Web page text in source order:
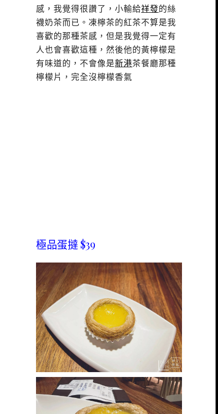
感，我覺得很讚了，小輸給祥發的絲
襪奶茶而已。凍檸茶的紅茶不算是我
喜歡的那種茶感，但是我覺得一定有
人也會喜歡這種，然後他的黃檸檬是
有味道的，不會像是新港茶餐廳那種
檸檬片，完全沒檸檬香氣
極品蛋撻 $39